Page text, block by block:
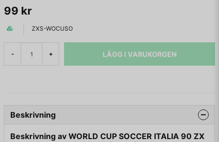
99 kr
ZXS-WOCUSO
- + LÄGG I VARUKORGEN
Beskrivning
Beskrivning av WORLD CUP SOCCER ITALIA 90 ZX